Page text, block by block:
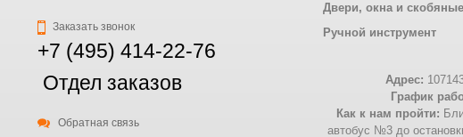
Заказать звонок
+7 (495) 414-22-76
Отдел заказов
Обратная связь
Двери, окна и
Ручной инструмент
Адрес:
График
Как к нам пройти:
автобус №3 до